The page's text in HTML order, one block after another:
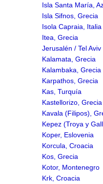
Isla Santa María,
Isla Sifnos, Grecia
Isola Capraia, Italia
Itea, Grecia
Jerusalén / Tel
Kalamata, Grecia
Kalambaka, Grecia
Karpathos, Grecia
Kas, Turquía
Kastellorizo, Grecia
Kavala (Filipos),
Kepez (Troya y
Koper, Eslovenia
Korcula, Croacia
Kos, Grecia
Kotor, Montenegro
Krk, Croacia